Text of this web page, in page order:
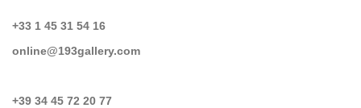
+33 1 45 31 54 16
online@193gallery.com
+39 34 45 72 20 77